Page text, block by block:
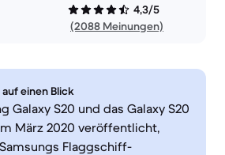
4,3/5
(2088 Meinungen)
einen Blick
Galaxy S20 und das Galaxy S20
März 2020 veröffentlicht,
Flaggschiff-